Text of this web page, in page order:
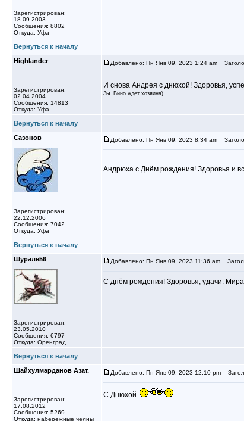
Зарегистрирован:
18.09.2003
Сообщения: 8802
Откуда: Уфа
Вернуться к началу
Highlander
Зарегистрирован:
02.04.2004
Сообщения: 14813
Откуда: Уфа
Добавлено: Пн Янв 09, 2023 1:24 am
И снова Андрея с днюхой! Здоровья,
Зы. Вино ждет хозяина)
Вернуться к началу
Сазонов
Зарегистрирован:
22.12.2006
Сообщения: 7042
Откуда: Уфа
Добавлено: Пн Янв 09, 2023 8:34 am
Андрюха с Днём рождения! Здоровья и
Вернуться к началу
Шурале56
Зарегистрирован:
23.05.2010
Сообщения: 6797
Откуда: Оренград
Добавлено: Пн Янв 09, 2023 11:36 am
С днём рождения! Здоровья, удачи.
Вернуться к началу
Шайхулмарданов Азат.
Зарегистрирован:
17.08.2012
Сообщения: 5269
Откуда: набережные челны
Добавлено: Пн Янв 09, 2023 12:10 pm
С Днюхой